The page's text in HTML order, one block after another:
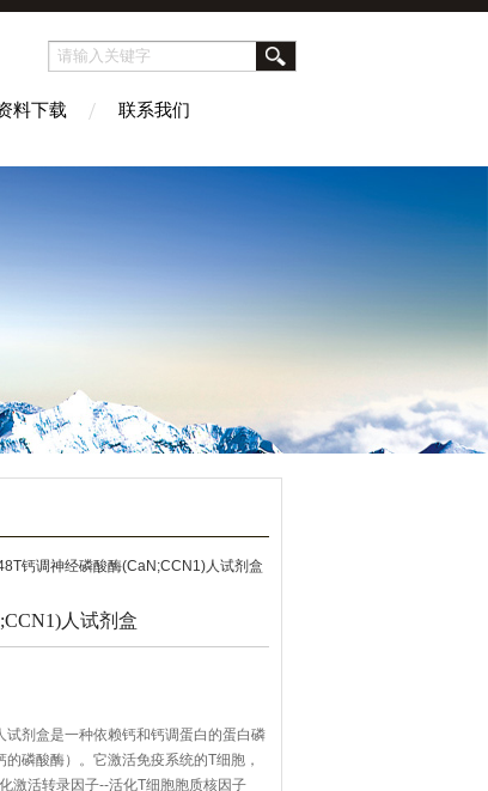
料下载 联系我们
钙调神经磷酸酶(CaN;CCN1)人试剂盒
人试剂盒
剂盒是一种依赖钙和钙调蛋白的蛋白磷
磷酸酶）。它激活免疫系统的T细胞，
激活转录因子--活化T细胞胞质核因子